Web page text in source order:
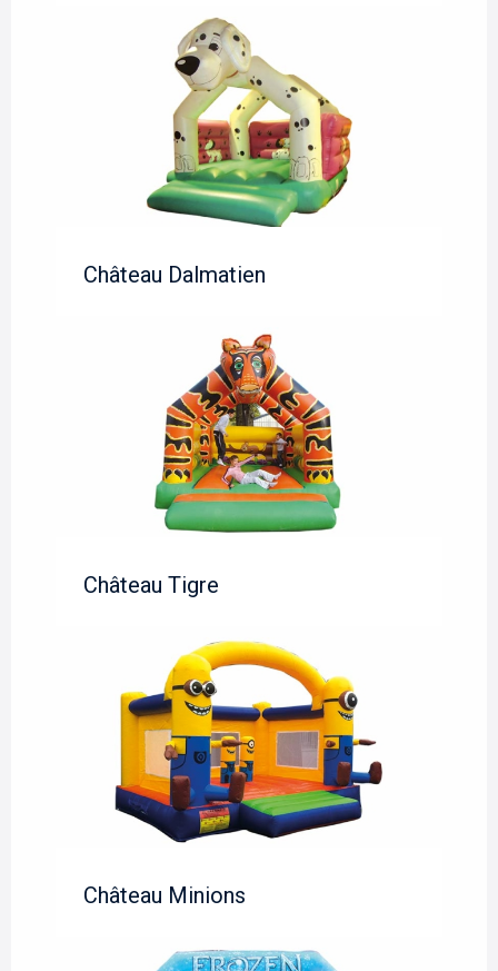
Château Dalmatien
Château Tigre
Château Minions